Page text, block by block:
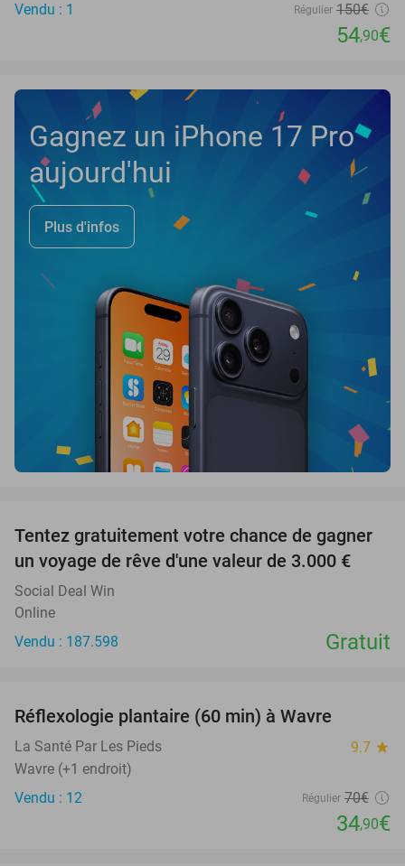
Vendu : 1
Régulier 150€
54,90€
Gagnez un iPhone 17 Pro
aujourd'hui
Plus d'infos
Tentez gratuitement votre chance de gagner
un voyage de rêve d'une valeur de 3.000 €
Social Deal Win
Online
Vendu : 187.598
Gratuit
Réflexologie plantaire (60 min) à Wavre
La Santé Par Les Pieds 9.7 star
Wavre (+1 endroit)
Vendu : 12
Régulier 70€
34,90€